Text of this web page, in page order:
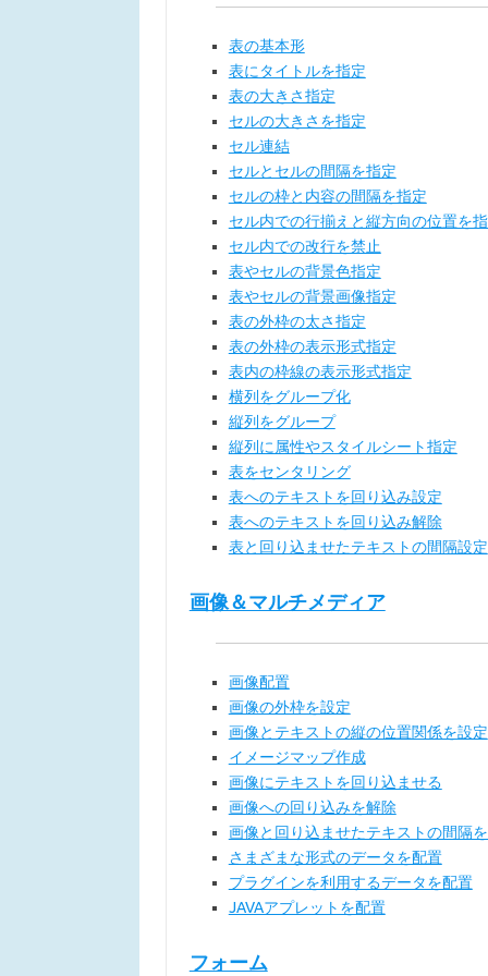
表の基本形
表にタイトルを指定
表の大きさ指定
セルの大きさを指定
セル連結
セルとセルの間隔を指定
セルの枠と内容の間隔を指定
セル内での行揃えと縦方向の位置を
セル内での改行を禁止
表やセルの背景色指定
表やセルの背景画像指定
表の外枠の太さ指定
表の外枠の表示形式指定
表内の枠線の表示形式指定
横列をグループ化
縦列をグループ
縦列に属性やスタイルシート指定
表をセンタリング
表へのテキストを回り込み設定
表へのテキストを回り込み解除
表と回り込ませたテキストの間隔設定
画像＆マルチメディア
画像配置
画像の外枠を設定
画像とテキストの縦の位置関係を設定
イメージマップ作成
画像にテキストを回り込ませる
画像への回り込みを解除
画像と回り込ませたテキストの間隔
さまざまな形式のデータを配置
プラグインを利用するデータを配置
JAVAアプレットを配置
フォーム